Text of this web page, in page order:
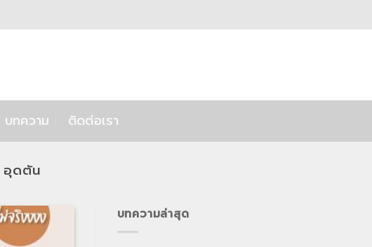
บทความ ติดต่อเรา
อุดตัน
บทความล่าสุด